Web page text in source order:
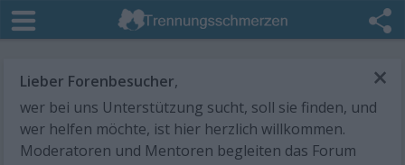
×
Lieber Forenbesucher,
wer bei uns Unterstützung sucht, soll sie finden, und
wer helfen möchte, ist hier herzlich willkommen.
Moderatoren und Mentoren begleiten das Forum